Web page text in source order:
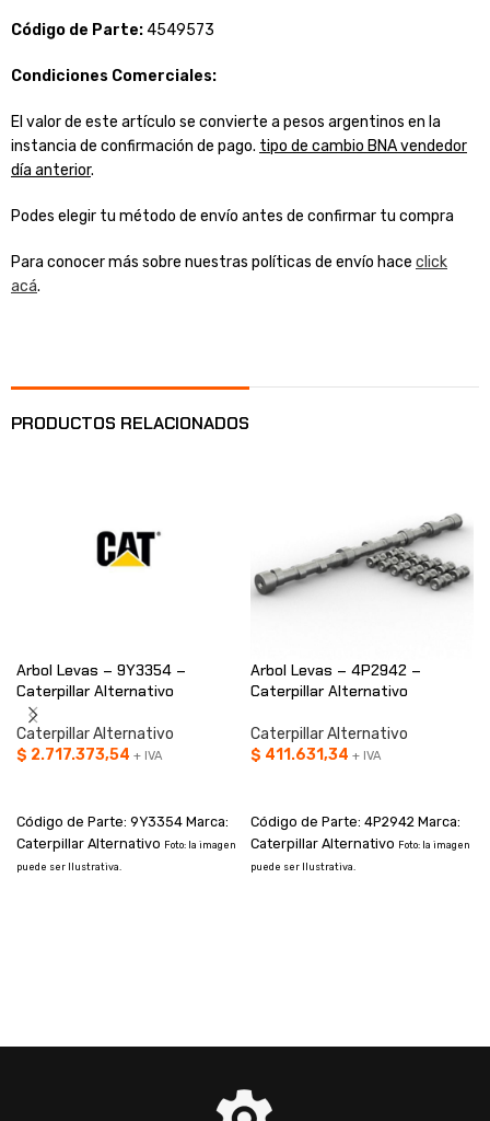
Código de Parte:4549573
Condiciones Comerciales:
El valor de este artículo se convierte a pesos argentinos en la
instancia de confirmación de pago. tipo de cambio BNA vendedor
día anterior.
Podes elegir tu método de envío antes de confirmar tu compra
Para conocer más sobre nuestras políticas de envío hace click
acá.
PRODUCTOS RELACIONADOS
Arbol Levas – 9Y3354 –
Caterpillar Alternativo
Caterpillar Alternativo
$ 2.717.373,54 + IVA
Código de Parte: 9Y3354 Marca:
Caterpillar Alternativo Foto: la imagen
puede ser Ilustrativa.
Arbol Levas – 4P2942 –
Caterpillar Alternativo
Caterpillar Alternativo
$ 411.631,34 + IVA
Código de Parte: 4P2942 Marca:
Caterpillar Alternativo Foto: la imagen
puede ser Ilustrativa.